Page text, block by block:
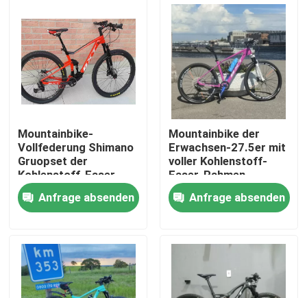
Werksbesichtigung
Qualitätskontrolle
Bitte um ein Angebot
Kohlenstoff-Mountainbike
Kohlenstoff-Rennrad
Kohlenstoff-Mountainbike-Rahmen
Mountainbike-
Vollfederung Shimano
Gruopset der
Kohlenstoff-Faser-
29er fahren 11
Geschwindigkeit rad
Anfrage absenden
Mountainbike der
Erwachsen-27.5er mit
voller Kohlenstoff-
Faser-Rahmen
Shimano-Gruppe
stellte 27,5 ein
Anfrage absenden